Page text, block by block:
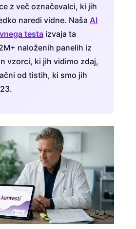
z več označevalci, ki jih
naredi vidne. Naša AI
testa izvaja ta
naloženih panelih iz
vzorci, ki jih vidimo zdaj,
od tistih, ki smo jih